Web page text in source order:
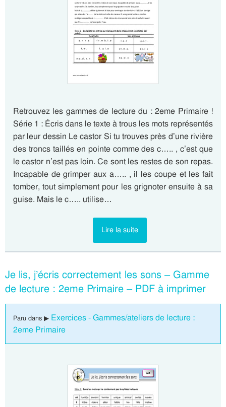
Retrouvez les gammes de lecture du : 2eme Primaire !
Série 1 : Écris dans le texte à trous les mots représentés
par leur dessin Le castor Si tu trouves près d’une rivière
des troncs taillés en pointe comme des c….. , c’est que
le castor n’est pas loin. Ce sont les restes de son repas.
Incapable de grimper aux a….. , il les coupe et les fait
tomber, tout simplement pour les grignoter ensuite à sa
guise. Mais le c….. utilise…
Lire la suite
Je lis, j’écris correctement les sons – Gamme
de lecture : 2eme Primaire – PDF à imprimer
Paru dans ▶ Exercices - Gammes/ateliers de lecture :
2eme Primaire